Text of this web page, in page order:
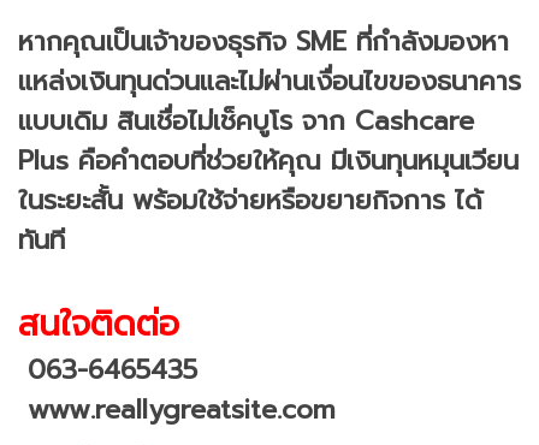
หากคุณเป็นเจ้าของธุรกิจ SME ที่กำลังมองหา
แหล่งเงินทุนด่วนและไม่ผ่านเงื่อนไขของธนาคาร
แบบเดิม สินเชื่อไม่เช็คบูโร จาก Cashcare
Plus คือคำตอบที่ช่วยให้คุณ มีเงินทุนหมุนเวียน
ในระยะสั้น พร้อมใช้จ่ายหรือขยายกิจการ ได้
ทันที
สนใจติดต่อ
063-6465435
www.reallygreatsite.com